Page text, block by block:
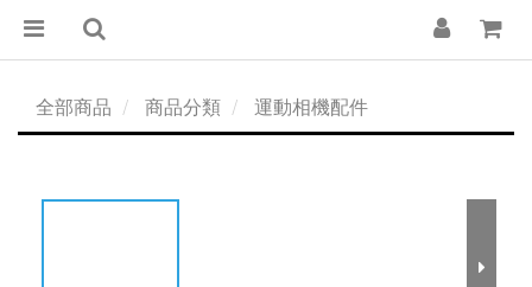
全部商品 商品分類 運動相機配件